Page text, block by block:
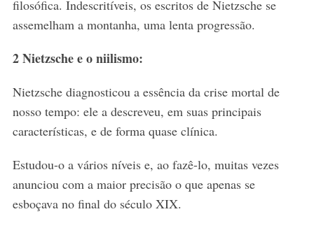
filosófica. Indescritíveis, os escritos de Nietzsche se
assemelham a montanha, uma lenta progressão.
2 Nietzsche e o niilismo:
Nietzsche diagnosticou a essência da crise mortal de
nosso tempo: ele a descreveu, em suas principais
características, e de forma quase clínica.
Estudou-o a vários níveis e, ao fazê-lo, muitas vezes
anunciou com a maior precisão o que apenas se
esboçava no final do século XIX.